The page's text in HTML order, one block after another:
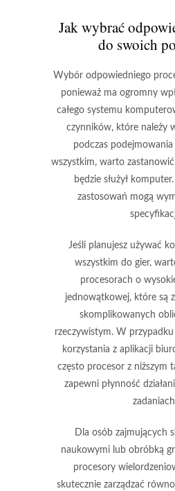
Jak wybrać
do swoich
Wybór odpowiedniego
ponieważ ma ogromny
całego systemu
czynników, które należy
podczas podejmowania
wszystkim, warto
będzie służył
zastosowań mogą
Jeśli planujesz używać
wszystkim do gier,
procesorach o
jednowątkowej, które są
skomplikowanych
rzeczywistym. W
korzystania z aplikacji
często procesor z niższym
zapewni płynność
Dla osób zajmujących
naukowymilub obróbką
procesory
skutecznie zarządzać